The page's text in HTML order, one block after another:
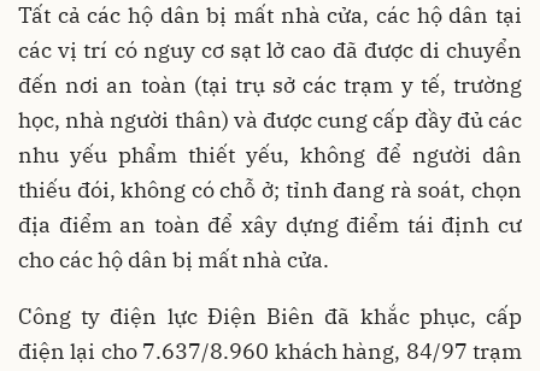
Tất cả các hộ dân bị mất nhà cửa, các hộ dân tại
các vị trí có nguy cơ sạt lở cao đã được di chuyển
đến nơi an toàn (tại trụ sở các trạm y tế, trường
học, nhà người thân) và được cung cấp đầy đủ các
nhu yếu phẩm thiết yếu, không để người dân
thiếu đói, không có chỗ ở; tỉnh đang rà soát, chọn
địa điểm an toàn để xây dựng điểm tái định cư
cho các hộ dân bị mất nhà cửa.
Công ty điện lực Điện Biên đã khắc phục, cấp
điện lại cho 7.637/8.960 khách hàng, 84/97 trạm